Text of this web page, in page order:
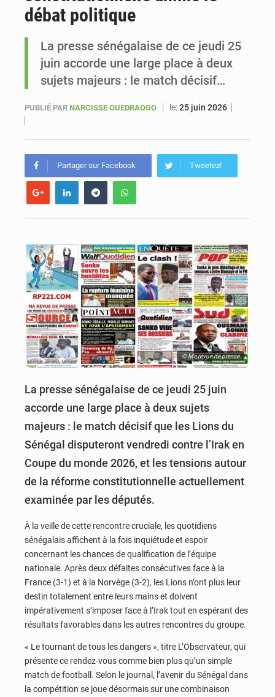
débat politique
La presse sénégalaise de ce jeudi 25
juin accorde une large place à deux
sujets majeurs : le match décisif…
PUBLIÉ PAR NARCISSE OUEDRAOGO le:25 juin 2026
Partager sur Facebook Tweetez!
© Ma revue de presse
La presse sénégalaise de ce jeudi 25 juin
accorde une large place à deux sujets
majeurs : le match décisif que les Lions du
Sénégal disputeront vendredi contre l’Irak en
Coupe du monde 2026, et les tensions autour
de la réforme constitutionnelle actuellement
examinée par les députés.
À la veille de cette rencontre cruciale, les quotidiens
sénégalais affichent à la fois inquiétude et espoir
concernant les chances de qualification de l’équipe
nationale. Après deux défaites consécutives face à la
France (3-1) et à la Norvège (3-2), les Lions n’ont plus leur
destin totalement entre leurs mains et doivent
impérativement s’imposer face à l’Irak tout en espérant des
résultats favorables dans les autres rencontres du groupe.
« Le tournant de tous les dangers », titre L’Observateur, qui
présente ce rendez-vous comme bien plus qu’un simple
match de football. Selon le journal, l’avenir du Sénégal dans
la compétition se joue désormais sur une combinaison